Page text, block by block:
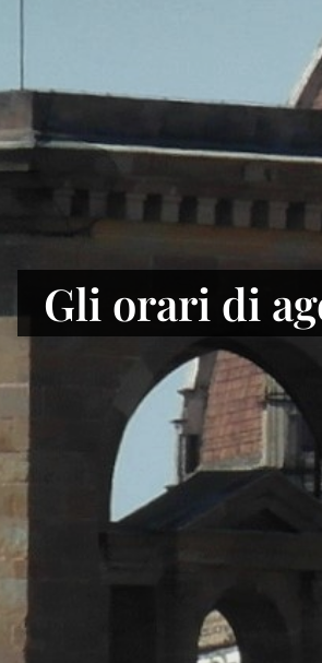
Gli orari di
Alla
di Firenze il